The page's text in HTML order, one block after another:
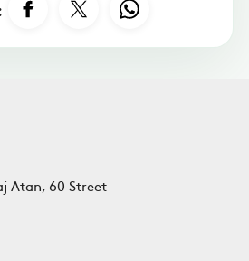
Atan, 60 Street